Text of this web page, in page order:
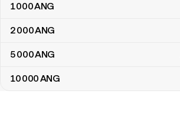
1 000ANG
2 000ANG
5 000ANG
10 000ANG